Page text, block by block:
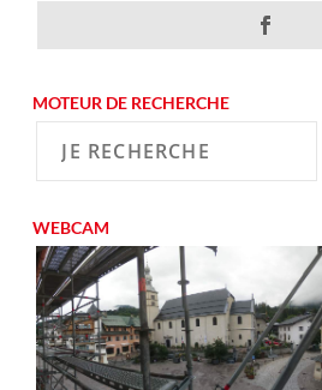
MOTEUR DE RECHERCHE
WEBCAM